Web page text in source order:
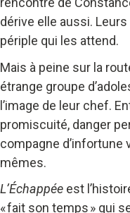
dérive elle aussi.
périple qui les attend.
Mais à peine sur la
étrange groupe
l’image de leur chef.
promiscuité, danger
compagne d’infortune
mêmes.
L’Échappée est
« fait son temps » qui